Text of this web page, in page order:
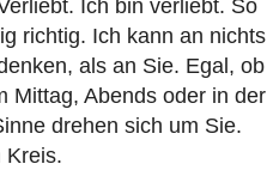
Ich bin verliebt. So
richtig. Ich kann an nichts
als an Sie. Egal, ob
Mittag, Abends oder in der
drehen sich um Sie.
Kreis.